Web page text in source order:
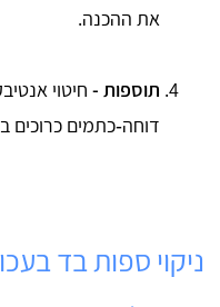
את ההכנה.
תוספות - חיטוי
דוחה‑כתמים
ניקוי ספות בד